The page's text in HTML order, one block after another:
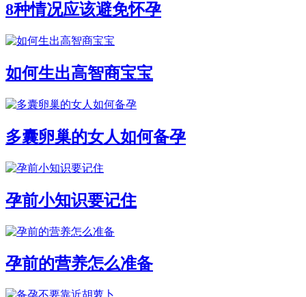
8种情况应该避免怀孕
如何生出高智商宝宝
多囊卵巢的女人如何备孕
孕前小知识要记住
孕前的营养怎么准备